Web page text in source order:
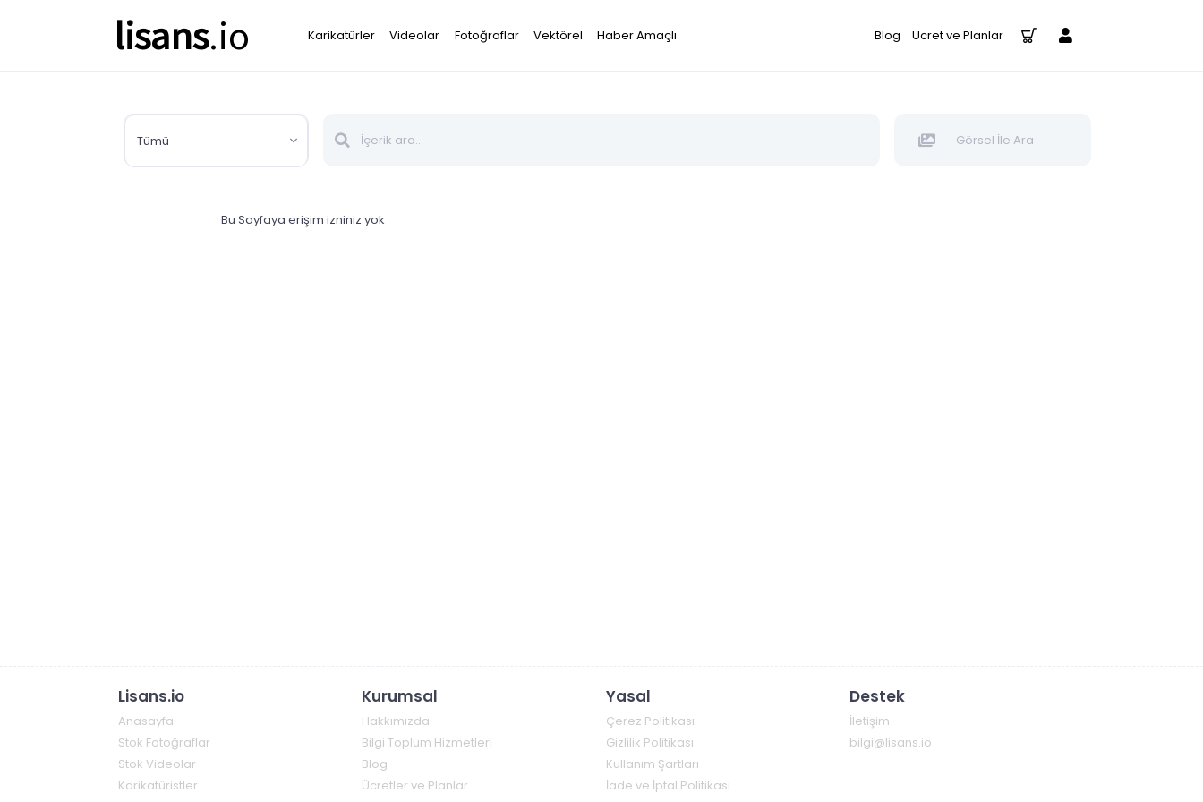
lisans.io Karikatürler Videolar Fotoğraflar Vektörel Haber Amaçlı Blog Ücret ve Planlar
Tümü Görsel İle Ara
Bu Sayfaya erişim izniniz yok
Lisans.io
Anasayfa
Stok Fotoğraflar
Stok Videolar
Karikatüristler
Kurumsal
Hakkımızda
Bilgi Toplum Hizmetleri
Blog
Ücretler ve Planlar
Yasal
Çerez Politikası
Gizlilik Politikası
Kullanım Şartları
İade ve İptal Politikası
Destek
İletişim
bilgi@lisans.io